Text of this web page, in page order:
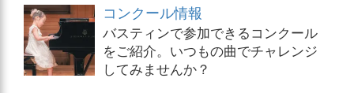
コンクール情報
バスティンで参加できるコンクール
をご紹介。いつもの曲でチャレンジ
してみませんか？